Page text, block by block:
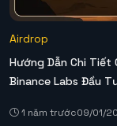
Airdrop
Hướng Dẫn Chi Tiết
Binance Labs Đầu
1 năm trước09/01/